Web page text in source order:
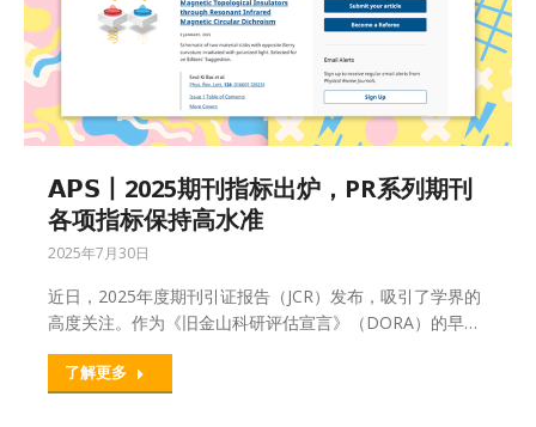
𝗔𝗣𝗦丨2025期刊指标出炉，PR系列期刊
各项指标保持高水准
2025年7月30日
近日，2025年度期刊引证报告（JCR）发布，吸引了学界的
高度关注。作为《旧金山科研评估宣言》（DORA）的早…
了解更多